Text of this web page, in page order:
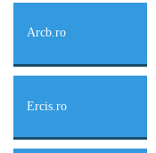
Arcb.ro
Ercis.ro